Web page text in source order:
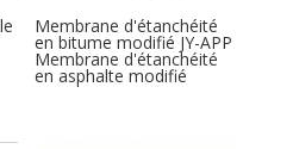
Membrane d'étanchéité
en bitume modifié JY-APP
Membrane d'étanchéité
en asphalte modifié